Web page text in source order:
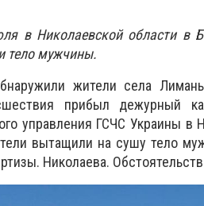
в Николаевской области в
тело мужчины.
жители села
прибыл дежурный
управления ГСЧС Украины
вытащили на сушу тело
Николаева.